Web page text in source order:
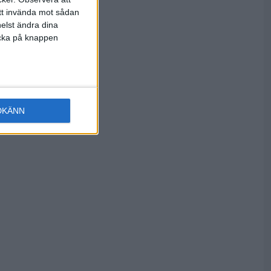
invända mot sådan
ändra dina
på knappen
med 2-0